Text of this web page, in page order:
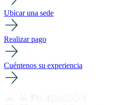
Ubicar una sede
Realizar pago
Cuéntenos su experiencia